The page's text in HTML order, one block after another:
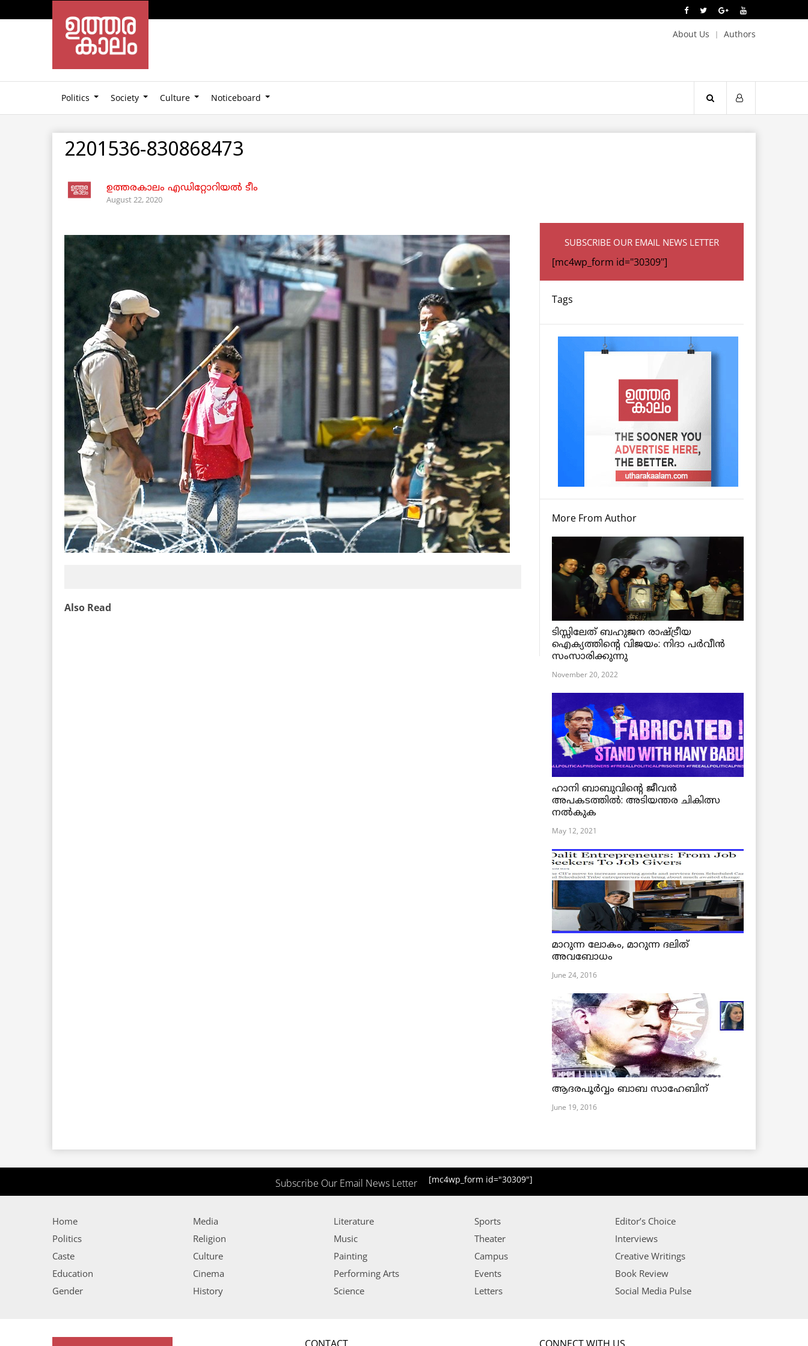
About Us Authors
Politics Society Culture Noticeboard
2201536-830868473
ഉത്തരകാലം എഡിറ്റോറിയല്‍ ടീം
August 22, 2020
Also Read
SUBSCRIBE OUR EMAIL NEWS LETTER
[mc4wp_form id="30309"]
Tags
More From Author
ടിസ്സിലേത് ബഹുജന രാഷ്ട്രീയ
ഐക്യത്തിന്റെ വിജയം: നിദാ പർവീൻ
സംസാരിക്കുന്നു
November 20, 2022
ഹാനി ബാബുവിന്റെ ജീവൻ
അപകടത്തിൽ: അടിയന്തര ചികിത്സ
നൽകുക
May 12, 2021
മാറുന്ന ലോകം, മാറുന്ന ദലിത്
അവബോധം
June 24, 2016
ആദരപൂര്‍വ്വം ബാബ സാഹേബിന്
June 19, 2016
Subscribe Our Email News Letter [mc4wp_form id="30309"]
Home
Politics
Caste
Education
Gender
Media
Religion
Culture
Cinema
History
Literature
Music
Painting
Performing Arts
Science
Sports
Theater
Campus
Events
Letters
Editor’s Choice
Interviews
Creative Writings
Book Review
Social Media Pulse